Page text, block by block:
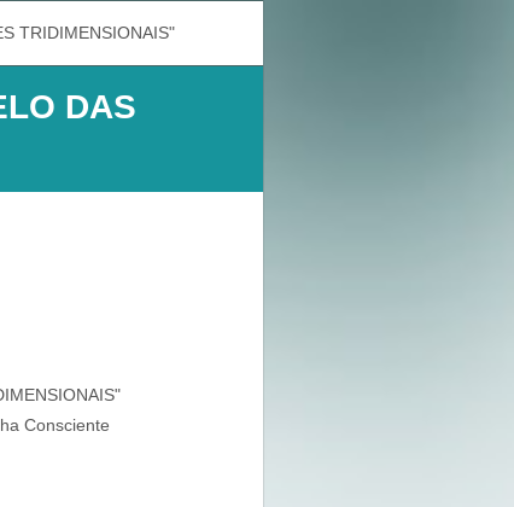
TRIDIMENSIONAIS"
DAS
Consciente